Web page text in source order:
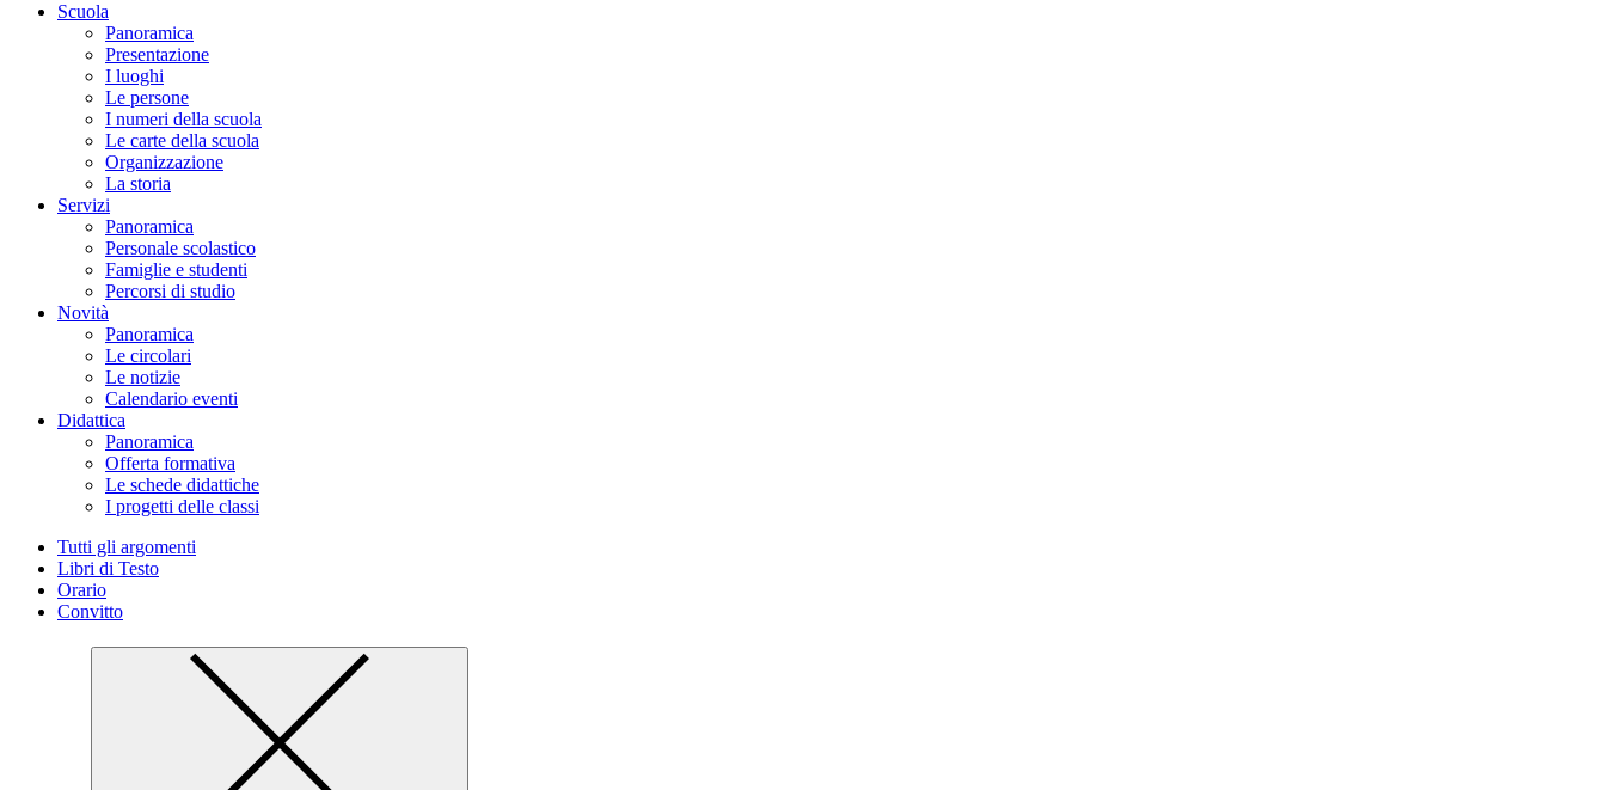
Scuola
Panoramica
Presentazione
I luoghi
Le persone
I numeri della scuola
Le carte della scuola
Organizzazione
La storia
Servizi
Panoramica
Personale scolastico
Famiglie e studenti
Percorsi di studio
Novità
Panoramica
Le circolari
Le notizie
Calendario eventi
Didattica
Panoramica
Offerta formativa
Le schede didattiche
I progetti delle classi
Tutti gli argomenti
Libri di Testo
Orario
Convitto